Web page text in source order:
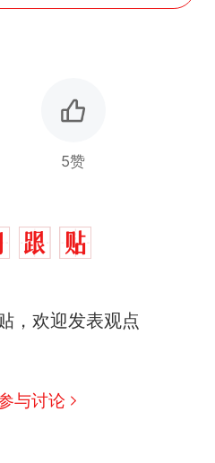
5赞
，欢迎发表观点
与讨论
唯一没有法定首都的国
改国名，总统就邀请中